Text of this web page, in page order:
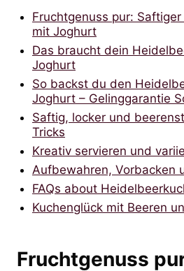
Fruchtgenuss pur:
mit Joghurt
Das braucht dein
Joghurt
So backst du den
Joghurt – Gelinggarantie
Saftig, locker und
Tricks
Kreativ servieren und
Aufbewahren, Vorbacken
FAQs about
Kuchenglück mit Beeren
Fruchtgenuss